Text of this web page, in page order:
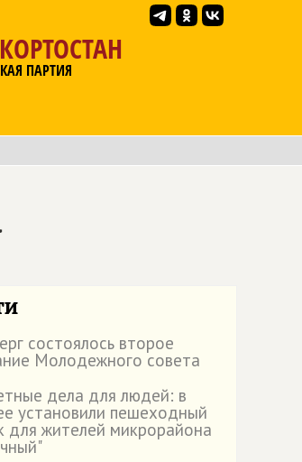
ПАРТИЯ
состоялось второе
Молодежного совета
дела для людей: в
установили пешеходный
для жителей микрорайона